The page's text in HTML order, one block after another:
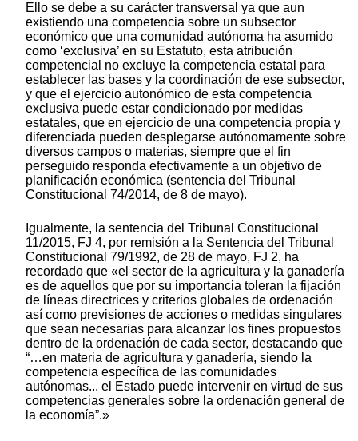
Ello se debe a su carácter transversal ya que aun
existiendo una competencia sobre un subsector
económico que una comunidad autónoma ha asumido
como ‘exclusiva’ en su Estatuto, esta atribución
competencial no excluye la competencia estatal para
establecer las bases y la coordinación de ese subsector,
y que el ejercicio autonómico de esta competencia
exclusiva puede estar condicionado por medidas
estatales, que en ejercicio de una competencia propia y
diferenciada pueden desplegarse autónomamente sobre
diversos campos o materias, siempre que el fin
perseguido responda efectivamente a un objetivo de
planificación económica (sentencia del Tribunal
Constitucional 74/2014, de 8 de mayo).
Igualmente, la sentencia del Tribunal Constitucional
11/2015, FJ 4, por remisión a la Sentencia del Tribunal
Constitucional 79/1992, de 28 de mayo, FJ 2, ha
recordado que «el sector de la agricultura y la ganadería
es de aquellos que por su importancia toleran la fijación
de líneas directrices y criterios globales de ordenación
así como previsiones de acciones o medidas singulares
que sean necesarias para alcanzar los fines propuestos
dentro de la ordenación de cada sector, destacando que
“…en materia de agricultura y ganadería, siendo la
competencia específica de las comunidades
autónomas... el Estado puede intervenir en virtud de sus
competencias generales sobre la ordenación general de
la economía”.»